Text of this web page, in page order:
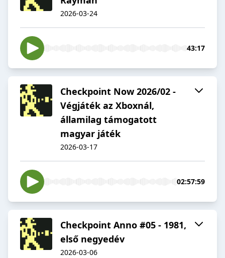
2026-03-24
43:17
Checkpoint Now 2026/02 -
Végjáték az Xboxnál,
államilag támogatott
magyar játék
2026-03-17
02:57:59
Checkpoint Anno #05 - 1981,
első negyedév
2026-03-06